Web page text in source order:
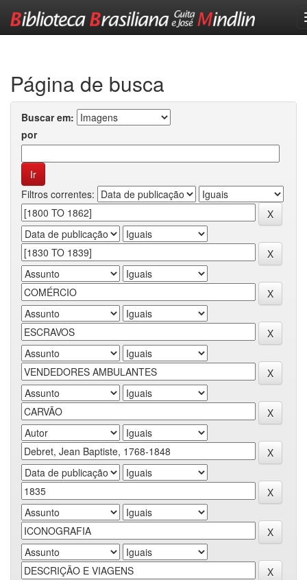
Página de busca
Buscar em:
por
Filtros correntes: